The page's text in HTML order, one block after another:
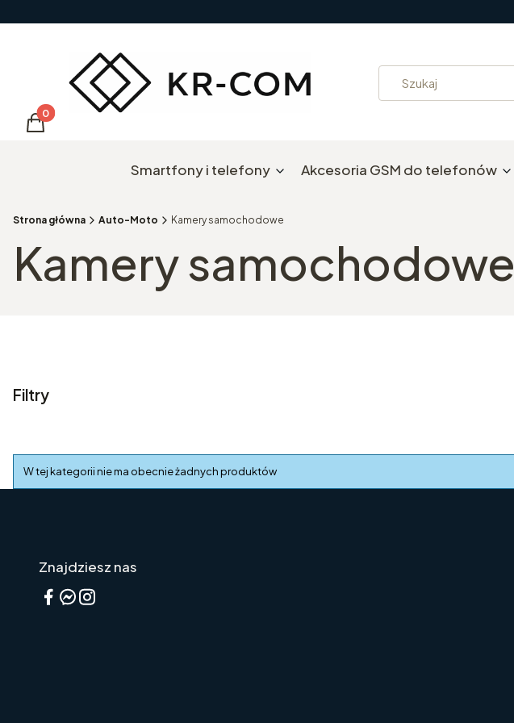
Produkty w koszyku: 0. Zobacz szczegóły
Koszyk
Smartfony i telefony Akcesoria GSM do telefonów
Strona główna Auto-Moto Kamery samochodowe
Kamery samochodowe
Filtry
Lista produktów
W tej kategorii nie ma obecnie żadnych produktów
Znajdziesz nas